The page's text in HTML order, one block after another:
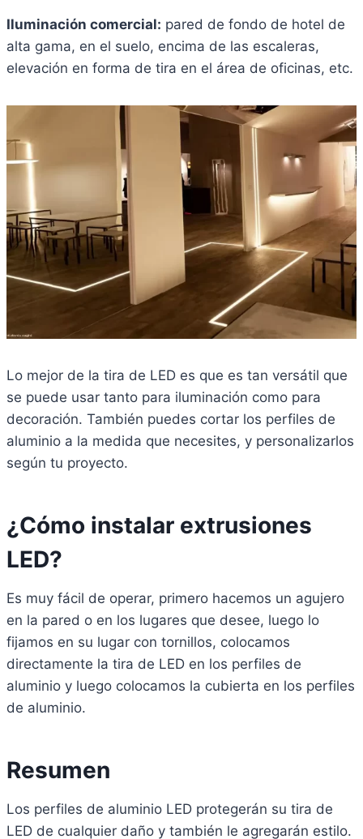
Iluminación comercial: pared de fondo de hotel de
alta gama, en el suelo, encima de las escaleras,
elevación en forma de tira en el área de oficinas, etc.
Lo mejor de la tira de LED es que es tan versátil que
se puede usar tanto para iluminación como para
decoración. También puedes cortar los perfiles de
aluminio a la medida que necesites, y personalizarlos
según tu proyecto.
¿Cómo instalar extrusiones
LED?
Es muy fácil de operar, primero hacemos un agujero
en la pared o en los lugares que desee, luego lo
fijamos en su lugar con tornillos, colocamos
directamente la tira de LED en los perfiles de
aluminio y luego colocamos la cubierta en los perfiles
de aluminio.
Resumen
Los perfiles de aluminio LED protegerán su tira de
LED de cualquier daño y también le agregarán estilo.